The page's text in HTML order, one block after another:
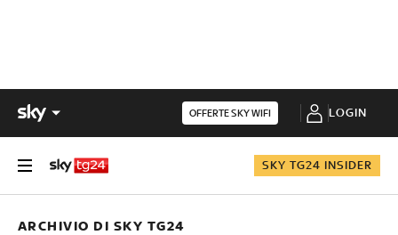
OFFERTE SKY WIFI LOGIN
SKY TG24 INSIDER
ARCHIVIO DI SKY TG24